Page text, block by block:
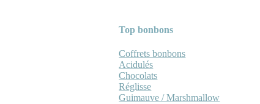
Top bonbons
Coffrets bonbons
Acidulés
Chocolats
Réglisse
Guimauve / Marshmallow